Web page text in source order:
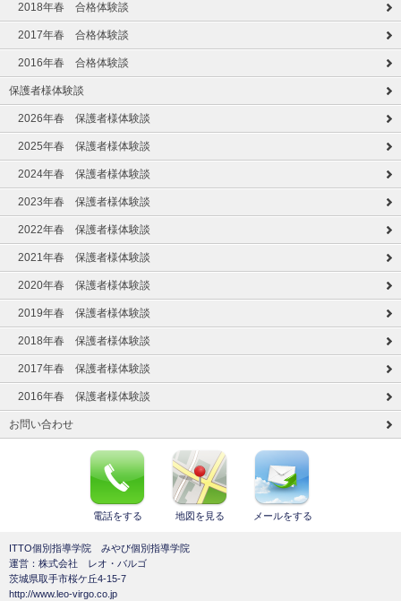
2018年春 合格体験談
2017年春 合格体験談
2016年春 合格体験談
保護者様体験談
2026年春 保護者様体験談
2025年春 保護者様体験談
2024年春 保護者様体験談
2023年春 保護者様体験談
2022年春 保護者様体験談
2021年春 保護者様体験談
2020年春 保護者様体験談
2019年春 保護者様体験談
2018年春 保護者様体験談
2017年春 保護者様体験談
2016年春 保護者様体験談
お問い合わせ
電話をする 地図を見る メールをする
ITTO個別指導学院 みやび個別指導学院
運営：株式会社 レオ・バルゴ
茨城県取手市桜ケ丘4-15-7
http://www.leo-virgo.co.jp